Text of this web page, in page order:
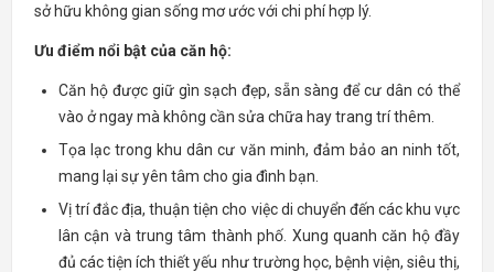
sở hữu không gian sống mơ ước với chi phí hợp lý.
Ưu điểm nổi bật của căn hộ:
Căn hộ được giữ gìn sạch đẹp, sẵn sàng để cư dân có thể
vào ở ngay mà không cần sửa chữa hay trang trí thêm.
Tọa lạc trong khu dân cư văn minh, đảm bảo an ninh tốt,
mang lại sự yên tâm cho gia đình bạn.
Vị trí đắc địa, thuận tiện cho việc di chuyển đến các khu vực
lân cận và trung tâm thành phố. Xung quanh căn hộ đầy
đủ các tiện ích thiết yếu như trường học, bệnh viện, siêu thị,